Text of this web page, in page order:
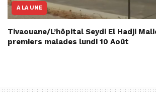
A LA UNE
Tivaouane/L’hôpital Seydi El Hadji
premiers malades lundi 10 Août